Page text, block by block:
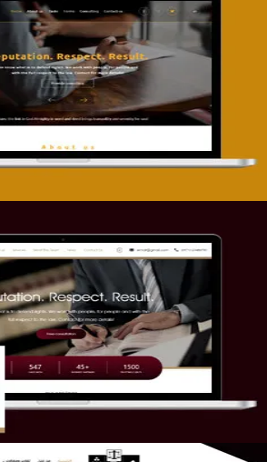
تصميم موقع آل جبار
التفاصيل
موقع الصرامي
التفاصيل